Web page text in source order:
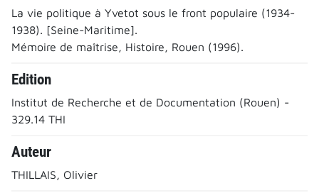
La vie politique à Yvetot sous le front populaire (1934-
1938). [Seine-Maritime].
Mémoire de maîtrise, Histoire, Rouen (1996).
Edition
Institut de Recherche et de Documentation (Rouen) -
329.14 THI
Auteur
THILLAIS, Olivier